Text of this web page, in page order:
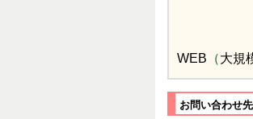
WEB （大規
お問い合わせ先